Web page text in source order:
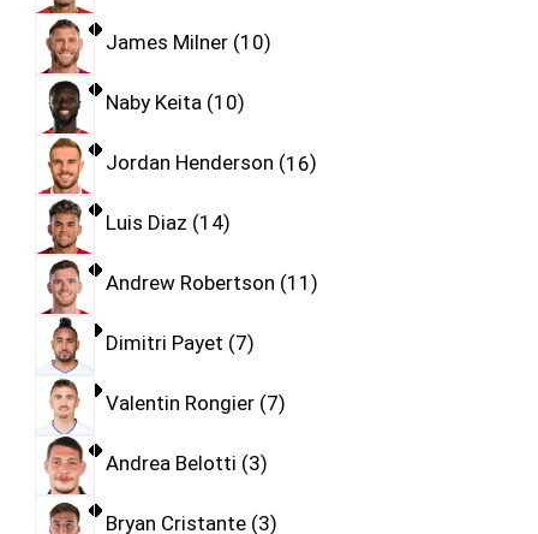
James Milner 10
Naby Keita 10
Jordan Henderson 16
Luis Diaz 14
Andrew Robertson 11
Dimitri Payet 7
Valentin Rongier 7
Andrea Belotti 3
Bryan Cristante 3